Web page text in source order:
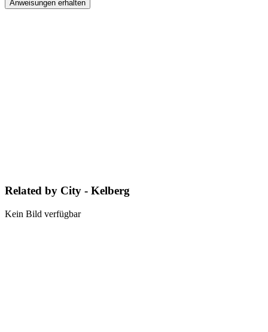
Anweisungen erhalten
Related by City - Kelberg
Kein Bild verfügbar